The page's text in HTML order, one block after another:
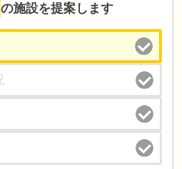
の施設を提案します